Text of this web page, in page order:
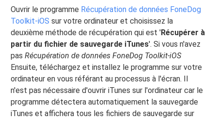
Ouvrir le programme Récupération de données FoneDog
Toolkit-iOS sur votre ordinateur et choisissez la
deuxième méthode de récupération qui est 'Récupérer à
partir du fichier de sauvegarde iTunes'. Si vous n'avez
pasRécupération de données FoneDog Toolkit-iOS
Ensuite, téléchargez et installez le programme sur votre
ordinateur en vous référant au processus à l'écran. Il
n'est pas nécessaire d'ouvrir iTunes sur l'ordinateur car le
programme détectera automatiquement la sauvegarde
iTunes et affichera tous les fichiers de sauvegarde sur